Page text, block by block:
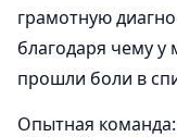
грамотную
благодаря чему у
прошли боли в
Опытная